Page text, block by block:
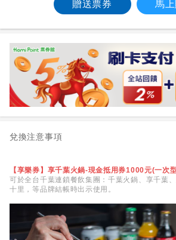
贈送票券 馬
兌換注意事項
【享樂券】享千葉火鍋-現金抵用券1000元(一次
可於全台千葉連鎖餐飲集團：千葉火鍋、享千葉
十里，等品牌結帳時出示使用。